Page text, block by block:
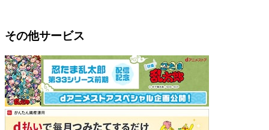
その他サービス